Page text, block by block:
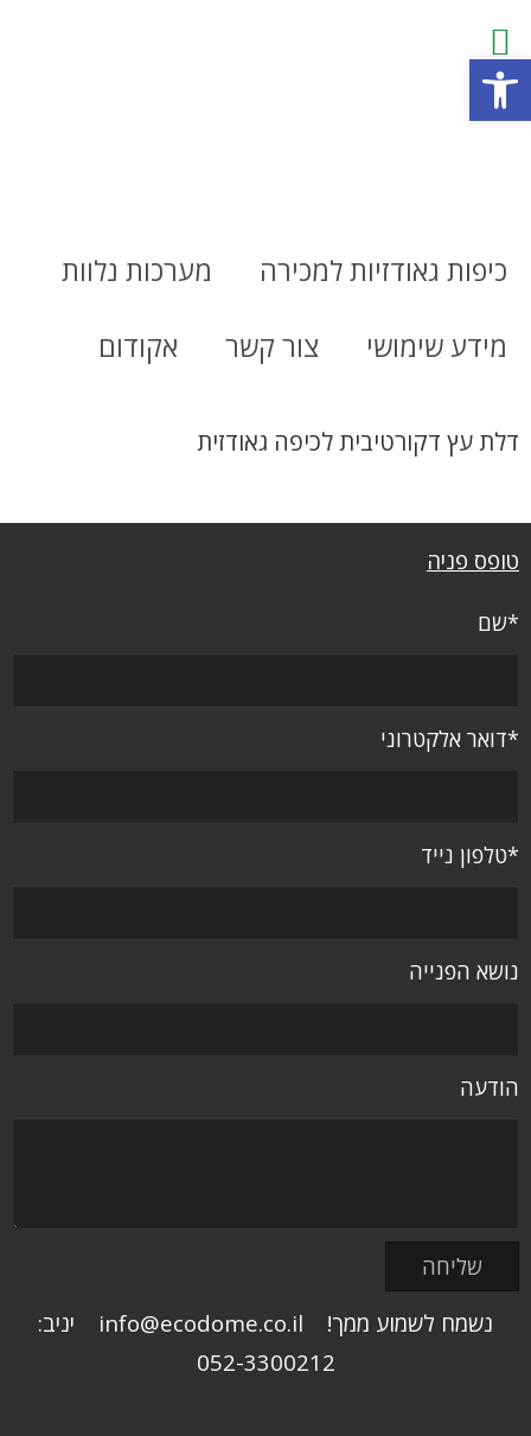
כיפות גאודזיות למכירה
מערכות נלוות
מידע שימושי
צור קשר אקודום
דלת עץ דקורטיבית לכיפה גאודזית
טופס פניה
*שם
*דואר אלקטרוני
*טלפון נייד
נושא הפנייה
הודעה
נשמח לשמוע ממך! info@ecodome.co.il יניב:
052-3300212
פתח סרגל נגישות